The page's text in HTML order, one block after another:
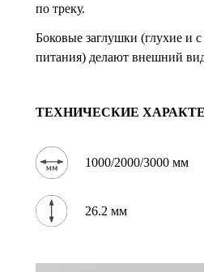
по треку.
Боковые заглушки (глухие и
питания) делают внешний
ТЕХНИЧЕСКИЕ
1000/2000/3000 мм
26.2 мм